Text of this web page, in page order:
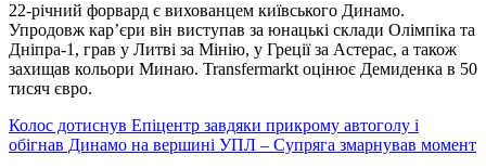
22-річний форвард є вихованцем київського Динамо.
Упродовж кар’єри він виступав за юнацькі склади Олімпіка та
Дніпра-1, грав у Литві за Мінiю, у Греції за Астерас, а також
захищав кольори Минаю. Transfermarkt оцінює Демиденка в 50
тисяч євро.
Колос дотиснув Епіцентр завдяки прикрому автоголу і
обігнав Динамо на вершині УПЛ – Супряга змарнував момент